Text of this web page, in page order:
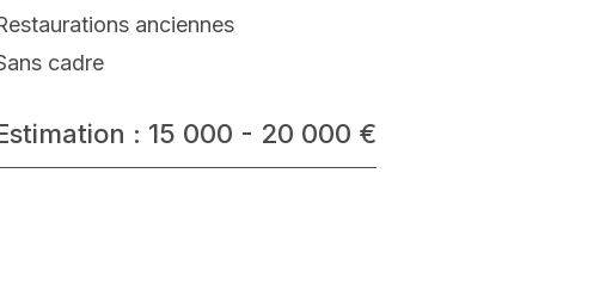
anciennes
cadre
: 15 000 - 20 000 €